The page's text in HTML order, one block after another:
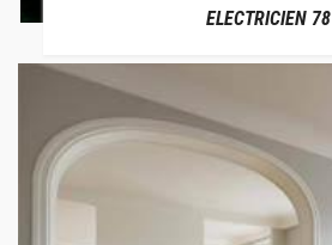
ELECTRICIEN 78